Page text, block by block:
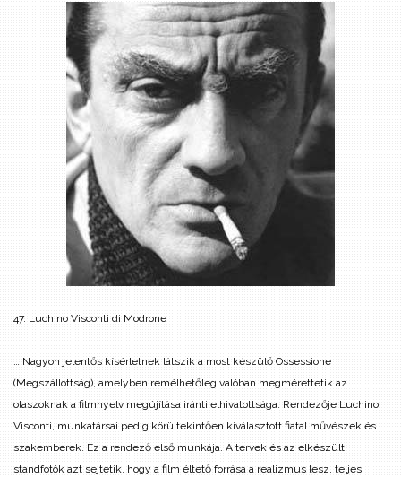
47. Luchino Visconti di Modrone
… Nagyon jelentős kísérletnek látszik a most készülő Ossessione
(Megszállottság), amelyben remélhetőleg valóban megmérettetik az
olaszoknak a filmnyelv megújítása iránti elhivatottsága. Rendezője Luchino
Visconti, munkatársai pedig körültekintően kiválasztott fiatal művészek és
szakemberek. Ez a rendező első munkája. A tervek és az elkészült
standfotók azt sejtetik, hogy a film éltető forrása a realizmus lesz, teljes